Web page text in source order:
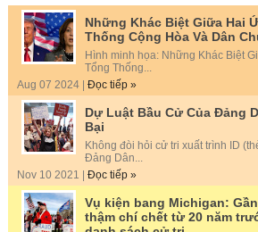
Những Khác Biệt Giữa Hai
Thống Cộng Hòa Và Dân
Hình minh họa: Những Khác Biệt
Tổng Thống...
Aug 07 2024 | Đọc tiếp »
Dự Luật Bầu Cử Của Đảng
Bại
Không đòi hỏi cử tri xuất trình ID
Đảng Dân...
Nov 10 2021 | Đọc tiếp »
Vụ kiện bang Michigan:
thậm chí chết từ 20 năm